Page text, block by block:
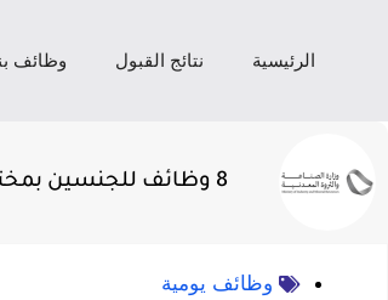
الرئيسية نتائج القبول وظائف
8 وظائف للجنسين بمختلف المجالات تعلن عنها وزارة الصناعة والثروة المعدنية
وظائف يومية